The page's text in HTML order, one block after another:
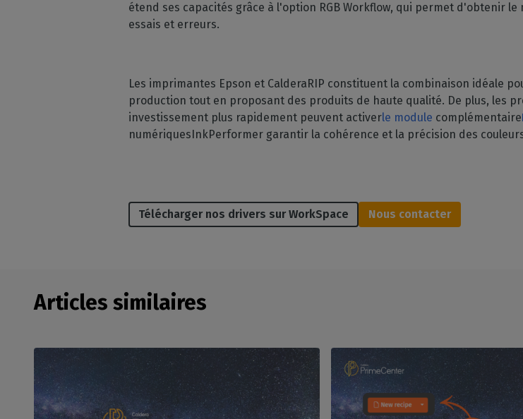
étend ses capacités grâce à l'option RGB Workflow, qui permet d'obtenir
essais et erreurs.
Les imprimantes Epson et CalderaRIP constituent la combinaison idéale
production tout en proposant des produits de haute qualité. De plus, les
investissement plus rapidement peuvent activerle module complémentaire
numériquesInkPerformer garantir la cohérence et la précision des
Télécharger nos drivers sur WorkSpace Nous contacter
Articles similaires